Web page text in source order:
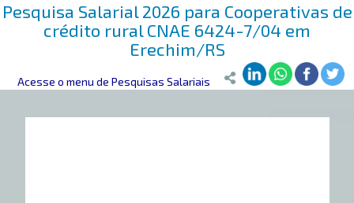
Pesquisa Salarial 2026 para Cooperativas de
crédito rural CNAE 6424-7/04 em
Erechim/RS
Mentoring>Pesquisa Salarial>Erechim/RS>Cooperativas de
Acesse o menu de Pesquisas Salariais